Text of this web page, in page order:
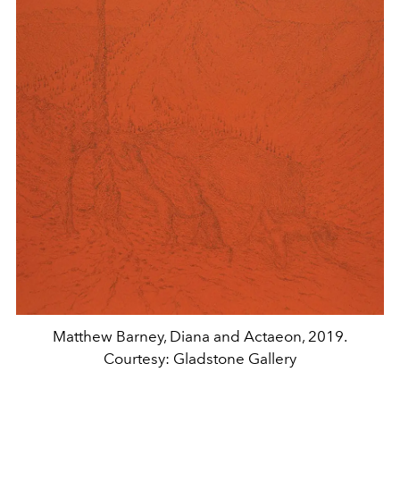
Matthew Barney, Diana and Actaeon, 2019.
Courtesy: Gladstone Gallery